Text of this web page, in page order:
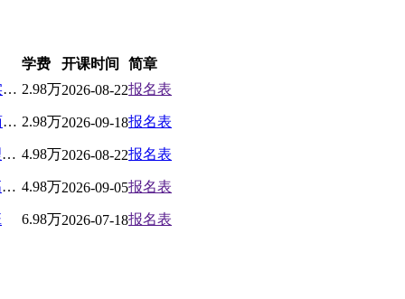
学费 开课时间
简章
北京大学AI企业家工商管理实战高级研修班 2.98万2026-08-22报名表
北京大学AI与企业数智化工商管理高级研修班 2.98万2026-09-18报名表
北京大学新时代企业工商管理高级研修班 4.98万2026-08-22报名表
北京大学中国国学管理思想高级研修班 4.98万2026-09-05报名表
6.98万2026-07-18报名表